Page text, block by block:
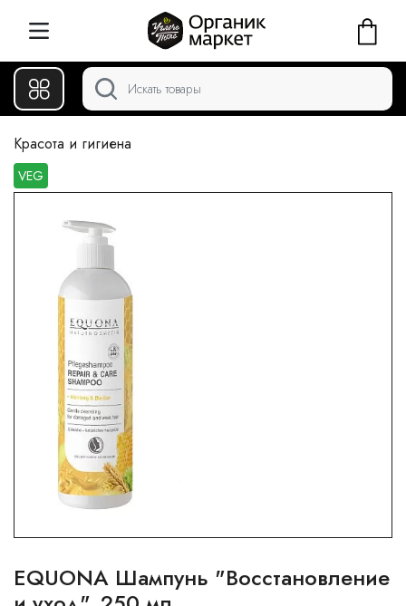
Красота и гигиена
VEG
EQUONA Шампунь "Восстановление